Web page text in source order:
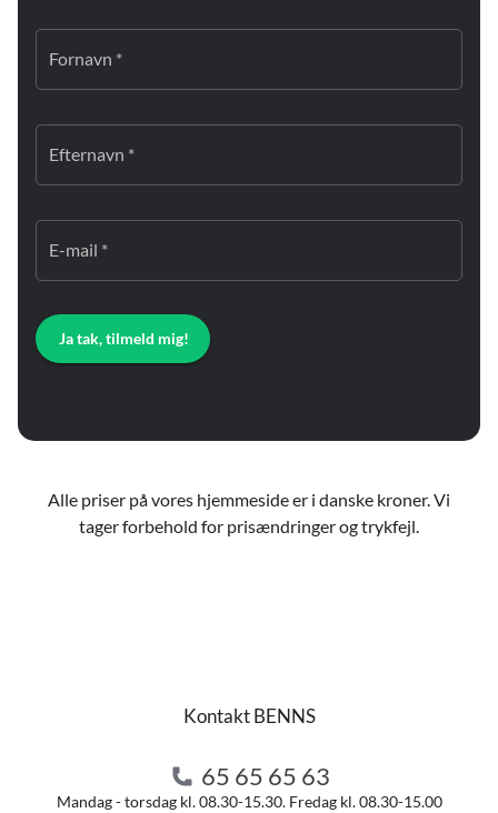
Fornavn *
Efternavn *
E-mail *
Ja tak, tilmeld mig!
Alle priser på vores hjemmeside er i danske kroner. Vi
tager forbehold for prisændringer og trykfejl.
Kontakt BENNS
65 65 65 63
Mandag - torsdag kl. 08.30-15.30. Fredag kl. 08.30-15.00